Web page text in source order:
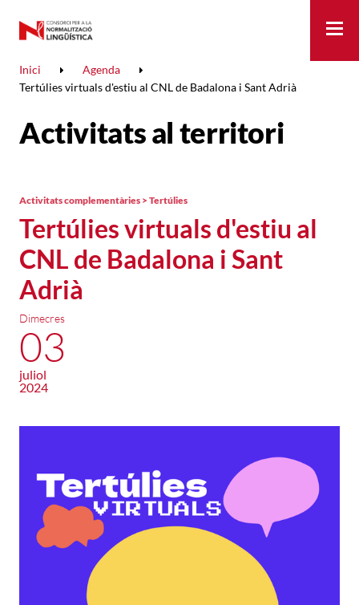
Inici
Agenda
Tertúlies virtuals d'estiu al CNL de Badalona i Sant Adrià
Activitats al territori
Tertúlies virtuals d'estiu al
CNL de Badalona i Sant
Adrià
Activitats complementàries > Tertúlies
Dimecres
03
juliol
2024